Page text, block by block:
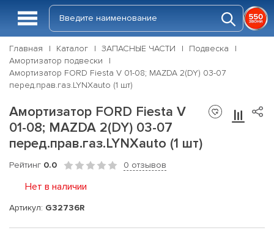
Главная Каталог ЗАПАСНЫЕ ЧАСТИ
Подвеска
Амортизатор подвески
Амортизатор FORD Fiesta V 01-08; MAZDA 2(DY) 03-07
перед.прав.газ.LYNXauto (1 шт)
Амортизатор FORD Fiesta V
01-08; MAZDA 2(DY) 03-07
перед.прав.газ.LYNXauto (1 шт)
Рейтинг 0.0 0 отзывов
Нет в наличии
Артикул: G32736R